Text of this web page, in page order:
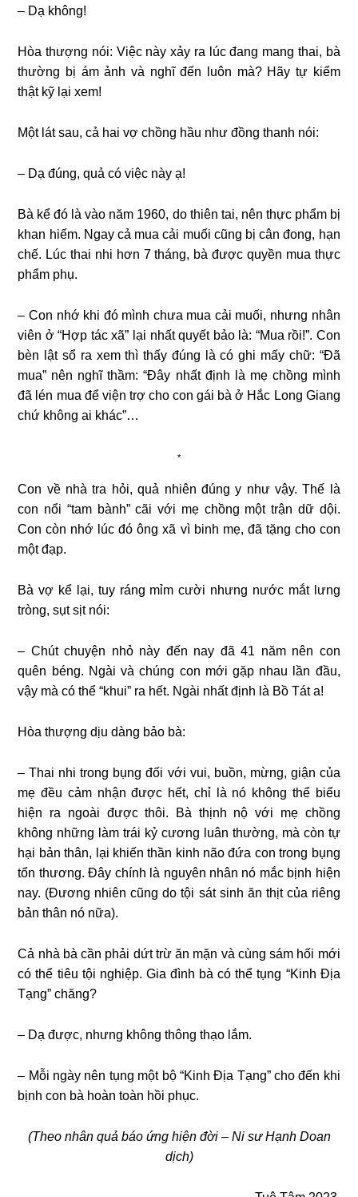
– Dạ không!
Hòa thượng nói: Việc này xảy ra lúc đang mang thai, bà
thường bị ám ảnh và nghĩ đến luôn mà? Hãy tự kiểm
thật kỹ lại xem!
Một lát sau, cả hai vợ chồng hầu như đồng thanh nói:
– Dạ đúng, quả có việc này ạ!
Bà kể đó là vào năm 1960, do thiên tai, nên thực phẩm bị
khan hiếm. Ngay cả mua cải muối cũng bị cân đong, hạn
chế. Lúc thai nhi hơn 7 tháng, bà được quyền mua thực
phẩm phụ.
– Con nhớ khi đó mình chưa mua cải muối, nhưng nhân
viên ở “Hợp tác xã” lại nhất quyết bảo là: “Mua rồi!”. Con
bèn lật sổ ra xem thì thấy đúng là có ghi mấy chữ: “Đã
mua” nên nghĩ thầm: “Đây nhất định là mẹ chồng mình
đã lén mua để viện trợ cho con gái bà ở Hắc Long Giang
chứ không ai khác”…
*
Con về nhà tra hỏi, quả nhiên đúng y như vậy. Thế là
con nổi “tam bành” cãi với mẹ chồng một trận dữ dội.
Con còn nhớ lúc đó ông xã vì binh mẹ, đã tặng cho con
một đạp.
Bà vợ kể lại, tuy ráng mỉm cười nhưng nước mắt lưng
tròng, sụt sịt nói:
– Chút chuyện nhỏ này đến nay đã 41 năm nên con
quên béng. Ngài và chúng con mới gặp nhau lần đầu,
vậy mà có thể “khui” ra hết. Ngài nhất định là Bồ Tát a!
Hòa thượng dịu dàng bảo bà:
– Thai nhi trong bụng đối với vui, buồn, mừng, giận của
mẹ đều cảm nhận được hết, chỉ là nó không thể biểu
hiện ra ngoài được thôi. Bà thịnh nộ với mẹ chồng
không những làm trái kỷ cương luân thường, mà còn tự
hại bản thân, lại khiến thần kinh não đứa con trong bụng
tổn thương. Đây chính là nguyên nhân nó mắc bịnh hiện
nay. (Đương nhiên cũng do tội sát sinh ăn thịt của riêng
bản thân nó nữa).
Cả nhà bà cần phải dứt trừ ăn mặn và cùng sám hối mới
có thể tiêu tội nghiệp. Gia đình bà có thể tụng “Kinh Địa
Tạng” chăng?
– Dạ được, nhưng không thông thạo lắm.
– Mỗi ngày nên tụng một bộ “Kinh Địa Tạng” cho đến khi
bịnh con bà hoàn toàn hồi phục.
(Theo nhân quả báo ứng hiện đời – Ni sư Hạnh Doan
dịch)